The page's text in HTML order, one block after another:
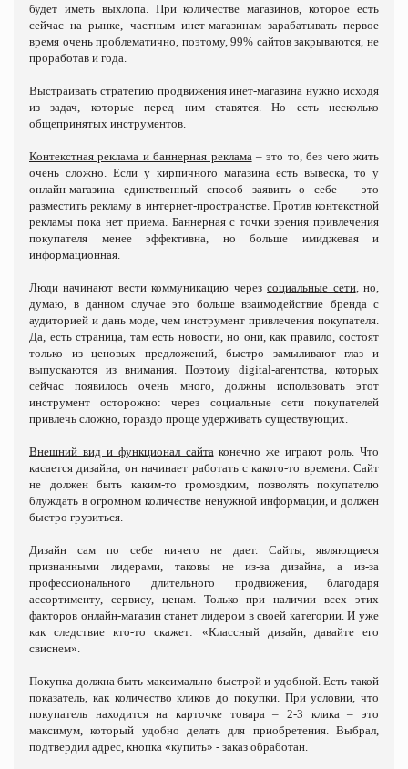
будет иметь выхлопа. При количестве магазинов, которое есть
сейчас на рынке, частным инет-магазинам зарабатывать первое
время очень проблематично, поэтому, 99% сайтов закрываются, не
проработав и года.
Выстраивать стратегию продвижения инет-магазина нужно исходя
из задач, которые перед ним ставятся. Но есть несколько
общепринятых инструментов.
Контекстная реклама и баннерная реклама – это то, без чего жить
очень сложно. Если у кирпичного магазина есть вывеска, то у
онлайн-магазина единственный способ заявить о себе – это
разместить рекламу в интернет-пространстве. Против контекстной
рекламы пока нет приема. Баннерная с точки зрения привлечения
покупателя менее эффективна, но больше имиджевая и
информационная.
Люди начинают вести коммуникацию черезсоциальные сети, но,
думаю, в данном случае это больше взаимодействие бренда с
аудиторией и дань моде, чем инструмент привлечения покупателя.
Да, есть страница, там есть новости, но они, как правило, состоят
только из ценовых предложений, быстро замыливают глаз и
выпускаются из внимания. Поэтому digital-агентства , которых
сейчас появилось очень много, должны использовать этот
инструмент осторожно: через социальные сети покупателей
привлечь сложно, гораздо проще удерживать существующих.
Внешний вид и функционал сайта конечно же играют роль. Что
касается дизайна, он начинает работать с какого-то времени. Сайт
не должен быть каким-то громоздким, позволять покупателю
блуждать в огромном количестве ненужной информации, и должен
быстро грузиться.
Дизайн сам по себе ничего не дает. Сайты, являющиеся
признанными лидерами, таковы не из-за дизайна, а из-за
профессионального длительного продвижения, благодаря
ассортименту, сервису, ценам. Только при наличии всех этих
факторов онлайн-магазин станет лидером в своей категории. И уже
как следствие кто-то скажет: «Классный дизайн, давайте его
свиснем».
Покупка должна быть максимально быстрой и удобной. Есть такой
показатель, как количество кликов до покупки. При условии, что
покупатель находится на карточке товара – 2-3 клика – это
максимум, который удобно делать для приобретения. Выбрал,
подтвердил адрес, кнопка «купить» - заказ обработан.